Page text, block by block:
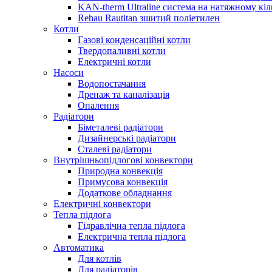
KAN-therm Ultraline система на натяжному
Rehau Rautitan зшитий поліетилен
Котли
Газові конденсаційні котли
Твердопаливні котли
Електричні котли
Насоси
Водопостачання
Дренаж та каналізація
Опалення
Радіатори
Біметалеві радіатори
Дизайнерські радіатори
Сталеві радіатори
Внутрішньопідлогові конвектори
Природна конвекція
Примусова конвекція
Додаткове обладнання
Електричні конвектори
Тепла підлога
Гідравлічна тепла підлога
Електрична тепла підлога
Автоматика
Для котлів
Для радіаторів